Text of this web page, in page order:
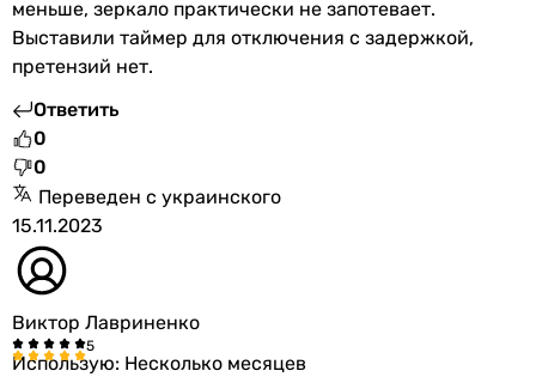
меньше, зеркало практически не запотевает.
Выставили таймер для отключения с задержкой,
претензий нет.
Ответить
0
0
Переведен с украинского
15.11.2023
Виктор Лавриненко
Использую: Несколько месяцев